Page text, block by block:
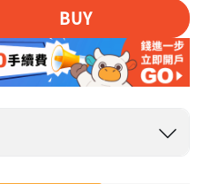
BUY